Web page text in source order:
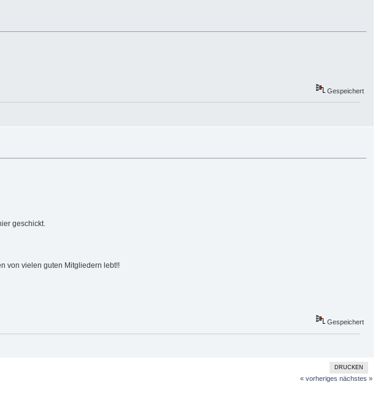
Gespeichert
geschickt.
von vielen guten Mitgliedern lebt!!
Gespeichert
DRUCKEN
« vorheriges nächstes »